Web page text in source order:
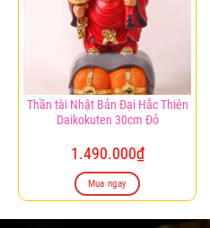
Thần tài Nhật Bản Đại Hắc Thiên
Daikokuten 30cm Đỏ
1.490.000₫
Mua ngay